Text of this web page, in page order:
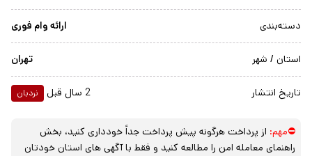
دسته‌بندی ارائه وام فوری
استان / شهر تهران
تاریخ انتشار 2 سال قبل نردبان
⛔مهم: از پرداخت هرگونه پیش پرداخت جداً خودداری کنید، بخش
راهنمای معامله امن را مطالعه کنید و فقط با آگهی های استان خودتان